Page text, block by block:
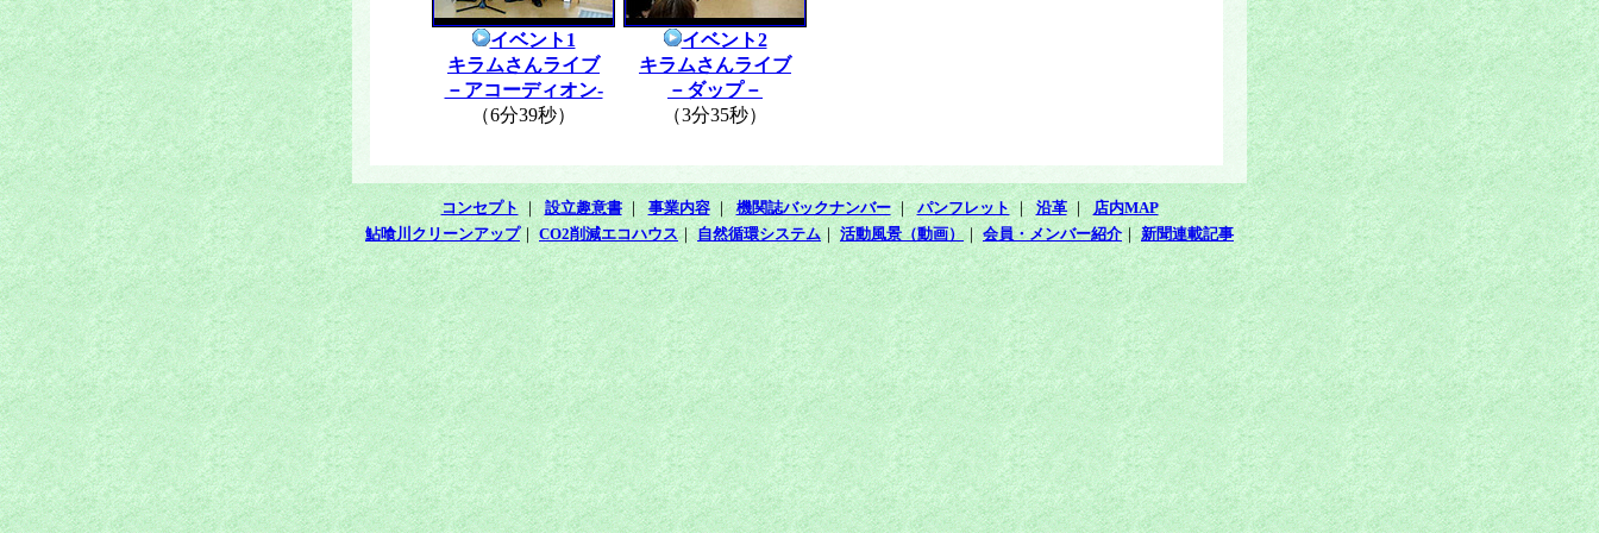
イベント1
キラムさんライブ
－アコーディオン-
（6分39秒）
イベント2
キラムさんライブ
－ダップ－
（3分35秒）
コンセプト ｜ 設立趣意書｜事業内容｜機関誌バックナンバー｜パンフレット｜沿革｜店内MAP
鮎喰川クリーンアップ｜CO2削減エコハウス｜自然循環システム｜活動風景（動画）｜会員・メンバー紹介｜新聞連載記事